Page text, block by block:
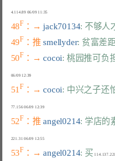
48F ：→ jack70134: 不够人
49F ：推 smellyder: 贫富差
50F ：→ cocoi: 桃园推可负
51F ：→ cocoi: 中兴之子还
77.156 06/09 12:39
52F ：推 angel0214: 学店的
221.31 06/09 12:55
53F ：→ angel0214: 买